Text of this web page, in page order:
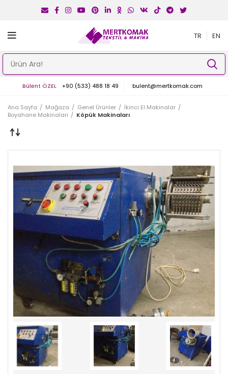
TR EN
Bülent ÖZEL +90 (533) 488 18 49 bulent@mertkomak.com
Ana Sayfa Mağaza Genel Ürünler
İkinci El Makinalar
Boyahane Makinaları
Köpük Makinaları